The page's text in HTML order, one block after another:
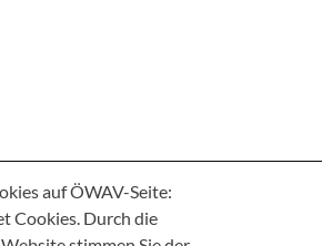
auf ÖWAV-Seite:
Cookies. Durch die